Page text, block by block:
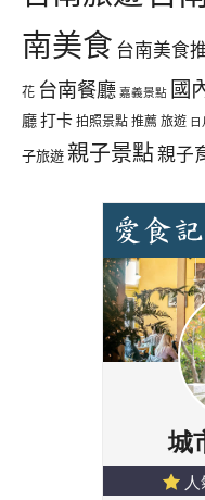
南美食 台南美食
花 台南餐廳 嘉義景點 國
廳打卡 拍照景點 推薦 旅遊 日
子旅遊 親子景點親子